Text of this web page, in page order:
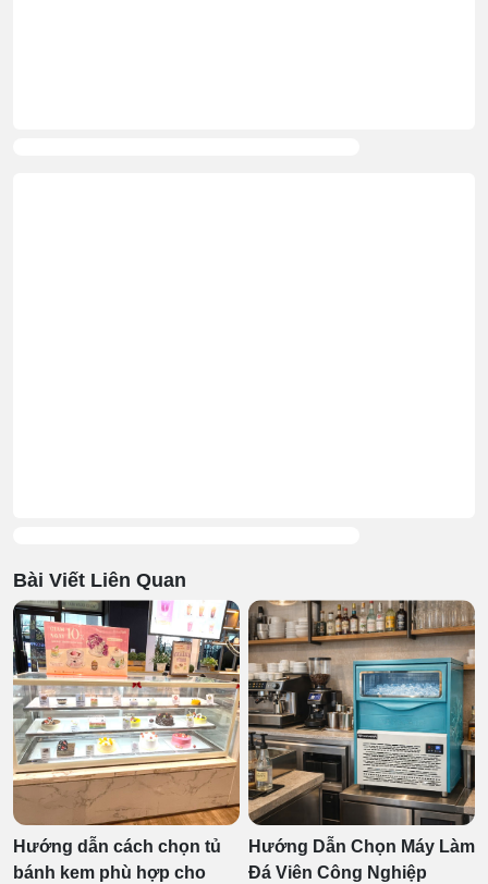
Bài Viết Liên Quan
Hướng dẫn cách chọn tủ
bánh kem phù hợp cho
Hướng Dẫn Chọn Máy Làm
Đá Viên Công Nghiệp